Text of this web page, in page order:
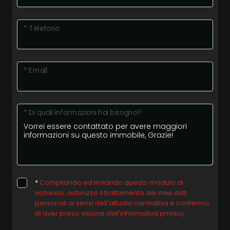
* Telefono
* Email
* Di quali informazioni hai bisogno?
* Compilando ed inviando questo modulo di
richiesta, autorizzo il trattamento dei miei dati
personali ai sensi dell'attuale normativa e confermo
di aver preso visione dell'informativa privacy.